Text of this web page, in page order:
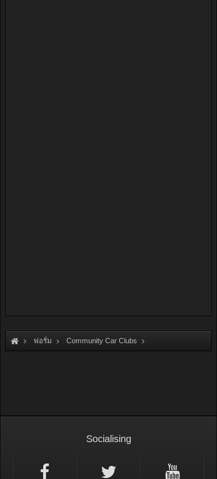
ฟอรั่ม Community Car Clubs
Socialising